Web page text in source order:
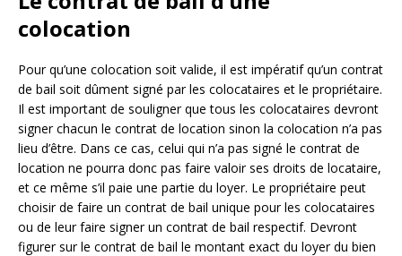
colocation
Pour qu’une colocation soit valide, il est impératif qu’un contrat
de bail soit dûment signé par les colocataires et le propriétaire.
Il est important de souligner que tous les colocataires devront
signer chacun le contrat de location sinon la colocation n’a pas
lieu d’être. Dans ce cas, celui qui n’a pas signé le contrat de
location ne pourra donc pas faire valoir ses droits de locataire,
et ce même s’il paie une partie du loyer. Le propriétaire peut
choisir de faire un contrat de bail unique pour les colocataires
ou de leur faire signer un contrat de bail respectif. Devront
figurer sur le contrat de bail le montant exact du loyer du bien